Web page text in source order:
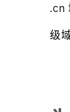
.cn
级